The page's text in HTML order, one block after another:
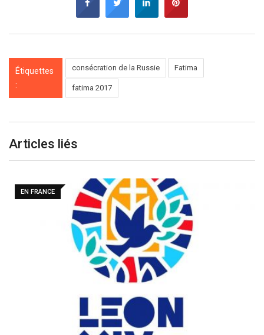
Étiquettes
:
consécration de la Russie Fatima
fatima 2017
Articles liés
EN FRANCE